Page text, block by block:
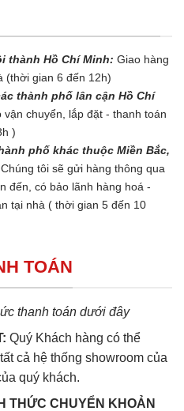
thành Hồ Chí Minh: Giao hàng
(thời gian 6 đến 12h)
thành phố lân cận Hồ Chí
vận chuyển, lắp đặt - thanh toán
)
phố khác thuộc Miền Bắc,
Chúng tôi sẽ gửi hàng thông qua
đến, có bảo lãnh hàng hoá -
tại nhà ( thời gian 5 đến 10
TOÁN
thanh toán dưới đây
Quý Khách hàng có thể
cả hệ thống showroom của
quý khách.
THỨC CHUYỂN KHOẢN